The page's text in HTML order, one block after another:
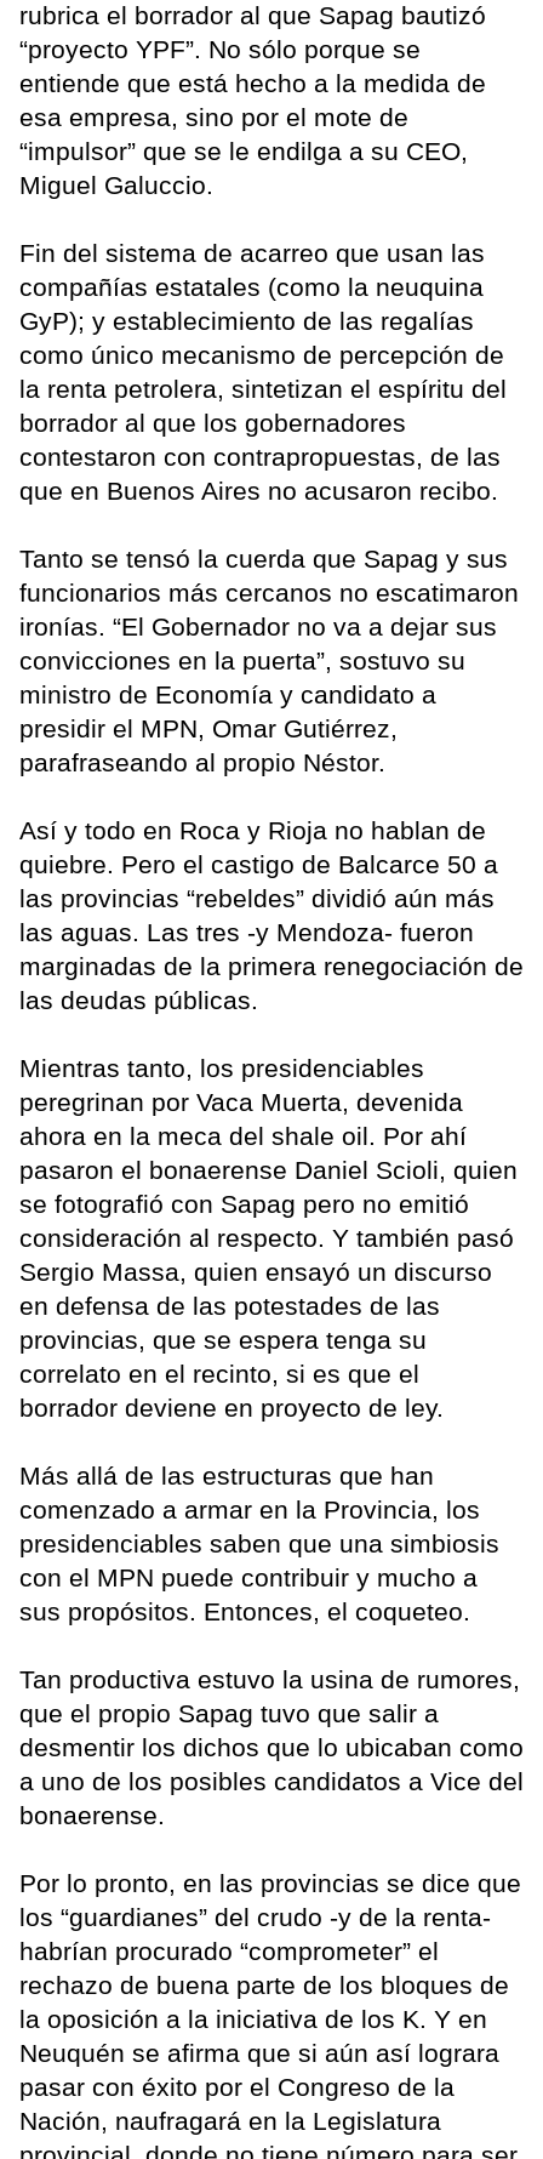
rubrica el borrador al que Sapag bautizó
“proyecto YPF”. No sólo porque se
entiende que está hecho a la medida de
esa empresa, sino por el mote de
“impulsor” que se le endilga a su CEO,
Miguel Galuccio.
Fin del sistema de acarreo que usan las
compañías estatales (como la neuquina
GyP); y establecimiento de las regalías
como único mecanismo de percepción de
la renta petrolera, sintetizan el espíritu del
borrador al que los gobernadores
contestaron con contrapropuestas, de las
que en Buenos Aires no acusaron recibo.
Tanto se tensó la cuerda que Sapag y sus
funcionarios más cercanos no escatimaron
ironías. “El Gobernador no va a dejar sus
convicciones en la puerta”, sostuvo su
ministro de Economía y candidato a
presidir el MPN, Omar Gutiérrez,
parafraseando al propio Néstor.
Así y todo en Roca y Rioja no hablan de
quiebre. Pero el castigo de Balcarce 50 a
las provincias “rebeldes” dividió aún más
las aguas. Las tres -y Mendoza- fueron
marginadas de la primera renegociación de
las deudas públicas.
Mientras tanto, los presidenciables
peregrinan por Vaca Muerta, devenida
ahora en la meca del shale oil. Por ahí
pasaron el bonaerense Daniel Scioli, quien
se fotografió con Sapag pero no emitió
consideración al respecto. Y también pasó
Sergio Massa, quien ensayó un discurso
en defensa de las potestades de las
provincias, que se espera tenga su
correlato en el recinto, si es que el
borrador deviene en proyecto de ley.
Más allá de las estructuras que han
comenzado a armar en la Provincia, los
presidenciables saben que una simbiosis
con el MPN puede contribuir y mucho a
sus propósitos. Entonces, el coqueteo.
Tan productiva estuvo la usina de rumores,
que el propio Sapag tuvo que salir a
desmentir los dichos que lo ubicaban como
a uno de los posibles candidatos a Vice del
bonaerense.
Por lo pronto, en las provincias se dice que
los “guardianes” del crudo -y de la renta-
habrían procurado “comprometer” el
rechazo de buena parte de los bloques de
la oposición a la iniciativa de los K. Y en
Neuquén se afirma que si aún así lograra
pasar con éxito por el Congreso de la
Nación, naufragará en la Legislatura